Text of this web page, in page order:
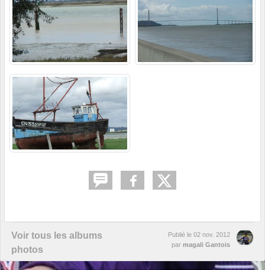
Voir tous les albums
photos
Publié le 02 nov. 2012
par magali Gantois